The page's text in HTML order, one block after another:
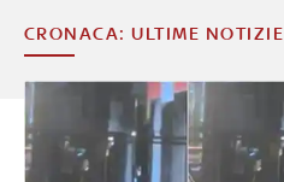
CRONACA: ULTIME NOTIZIE